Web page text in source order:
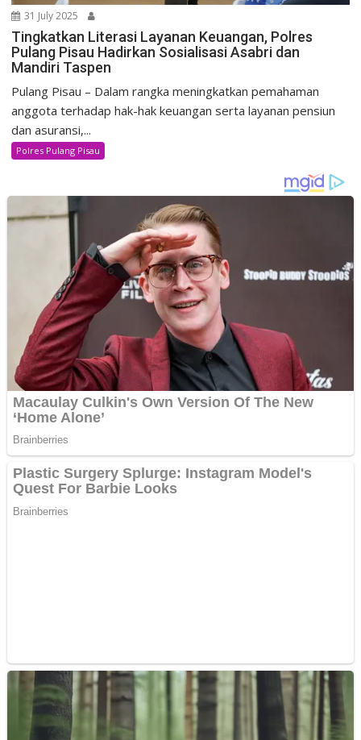
31 July 2025
Tingkatkan Literasi Layanan Keuangan, Polres
Pulang Pisau Hadirkan Sosialisasi Asabri dan
Mandiri Taspen
Pulang Pisau – Dalam rangka meningkatkan pemahaman
anggota terhadap hak-hak keuangan serta layanan pensiun
dan asuransi,...
Polres Pulang Pisau